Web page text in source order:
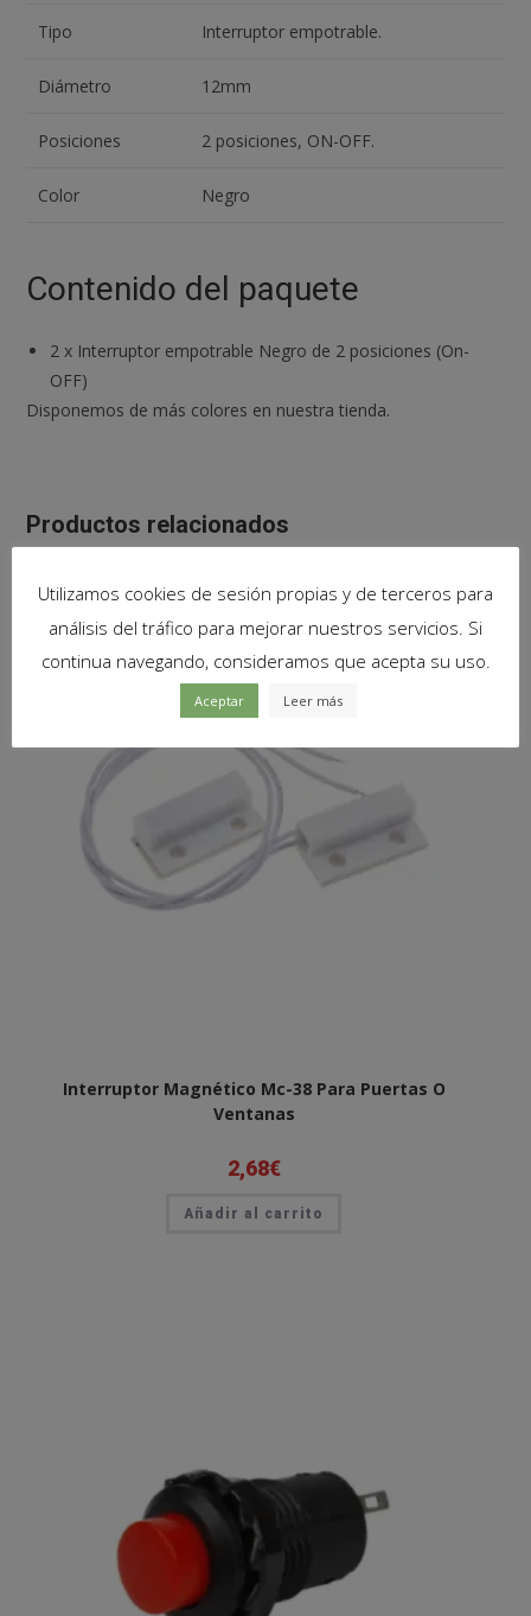
Tipo Interruptor empotrable.
Diámetro 12mm
Posiciones 2 posiciones, ON-OFF.
Color Negro
Contenido del paquete
2 x Interruptor empotrable Negro de 2 posiciones (On-
OFF)
Disponemos de más colores en nuestra tienda.
Productos relacionados
Interruptor Magnético Mc-38 Para Puertas O
Ventanas
2,68€
Añadir al carrito
Utilizamos cookies de sesión propias y de terceros para
análisis del tráfico para mejorar nuestros servicios. Si
continua navegando, consideramos que acepta su uso.
Aceptar Leer más